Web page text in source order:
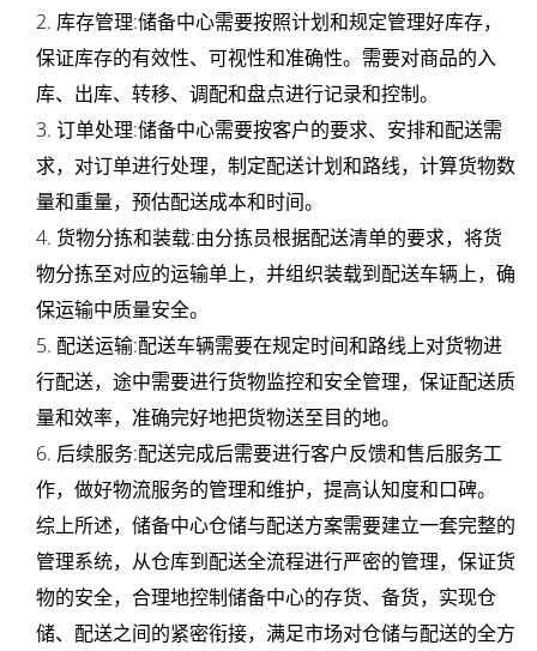
2. 库存管理:储备中心需要按照计划和规定管理好库存，
保证库存的有效性、可视性和准确性。需要对商品的入
库、出库、转移、调配和盘点进行记录和控制。
3. 订单处理:储备中心需要按客户的要求、安排和配送需
求，对订单进行处理，制定配送计划和路线，计算货物数
量和重量，预估配送成本和时间。
4. 货物分拣和装载:由分拣员根据配送清单的要求，将货
物分拣至对应的运输单上，并组织装载到配送车辆上，确
保运输中质量安全。
5. 配送运输:配送车辆需要在规定时间和路线上对货物进
行配送，途中需要进行货物监控和安全管理，保证配送质
量和效率，准确完好地把货物送至目的地。
6. 后续服务:配送完成后需要进行客户反馈和售后服务工
作，做好物流服务的管理和维护，提高认知度和口碑。
综上所述，储备中心仓储与配送方案需要建立一套完整的
管理系统，从仓库到配送全流程进行严密的管理，保证货
物的安全，合理地控制储备中心的存货、备货，实现仓
储、配送之间的紧密衔接，满足市场对仓储与配送的全方